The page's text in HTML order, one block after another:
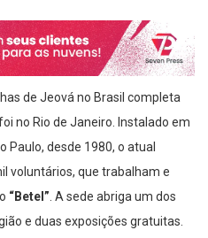
de Jeová no Brasil completa
no Rio de Janeiro. Instalado em
Paulo, desde 1980, o atual
voluntários, que trabalham e
“Betel”. A sede abriga um dos
e duas exposições gratuitas.